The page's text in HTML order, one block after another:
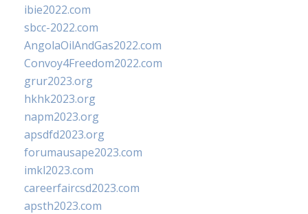
ibie2022.com
sbcc-2022.com
AngolaOilAndGas2022.com
Convoy4Freedom2022.com
grur2023.org
hkhk2023.org
napm2023.org
apsdfd2023.org
forumausape2023.com
imkl2023.com
careerfaircsd2023.com
apsth2023.com